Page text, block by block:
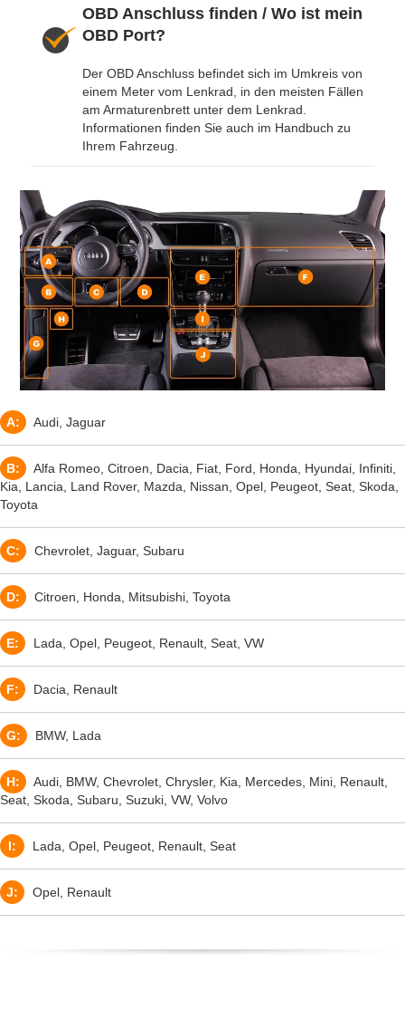
OBD Anschluss finden / Wo ist mein
OBD Port?
Der OBD Anschluss befindet sich im Umkreis von
einem Meter vom Lenkrad, in den meisten Fällen
am Armaturenbrett unter dem Lenkrad.
Informationen finden Sie auch im Handbuch zu
Ihrem Fahrzeug.
A: Audi, Jaguar
B:
Alfa Romeo, Citroen, Dacia, Fiat, Ford, Honda, Hyundai, Infiniti,
Kia, Lancia, Land Rover, Mazda, Nissan, Opel, Peugeot, Seat, Skoda,
Toyota
C: Chevrolet, Jaguar, Subaru
D: Citroen, Honda, Mitsubishi, Toyota
E: Lada, Opel, Peugeot, Renault, Seat, VW
F: Dacia, Renault
G: BMW, Lada
H:
Audi, BMW, Chevrolet, Chrysler, Kia, Mercedes, Mini, Renault,
Seat, Skoda, Subaru, Suzuki, VW, Volvo
I: Lada, Opel, Peugeot, Renault, Seat
J: Opel, Renault